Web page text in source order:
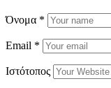
Όνομα *
Email *
Ιστότοπος